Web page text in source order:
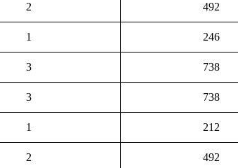
2 492
1 246
3 738
3 738
1 212
2 492